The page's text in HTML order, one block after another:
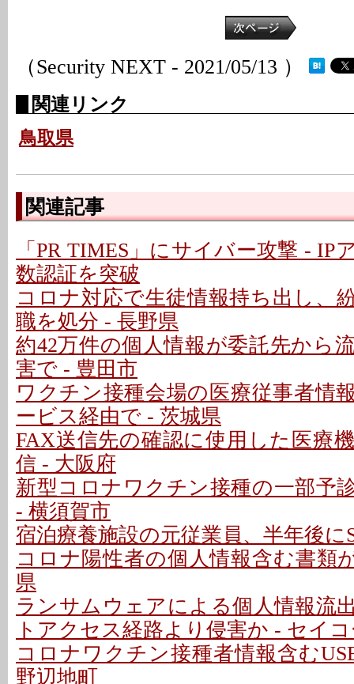
（Security NEXT - 2021/05/13 ）
関連リンク
鳥取県
関連記事
「PR TIMES」にサイバー攻撃 - IP
数認証を突破
コロナ対応で生徒情報持ち出し、
職を処分 - 長野県
約42万件の個人情報が委託先から
害で - 豊田市
ワクチン接種会場の医療従事者情
ービス経由で - 茨城県
FAX送信先の確認に使用した医療
信 - 大阪府
新型コロナワクチン接種の一部予
- 横須賀市
宿泊療養施設の元従業員、半年後に
コロナ陽性者の個人情報含む書類
県
ランサムウェアによる個人情報流
トアクセス経路より侵害か - セイ
コロナワクチン接種者情報含む
野辺地町